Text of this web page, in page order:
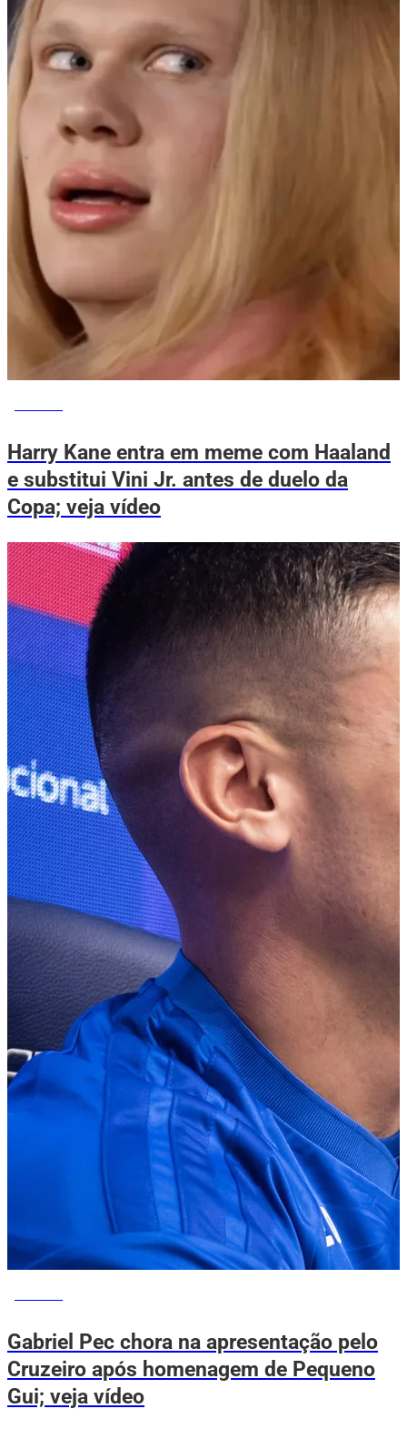
Harry Kane entra em meme com Haaland
e substitui Vini Jr. antes de duelo da
Copa; veja vídeo
Gabriel Pec chora na apresentação pelo
Cruzeiro após homenagem de Pequeno
Gui; veja vídeo